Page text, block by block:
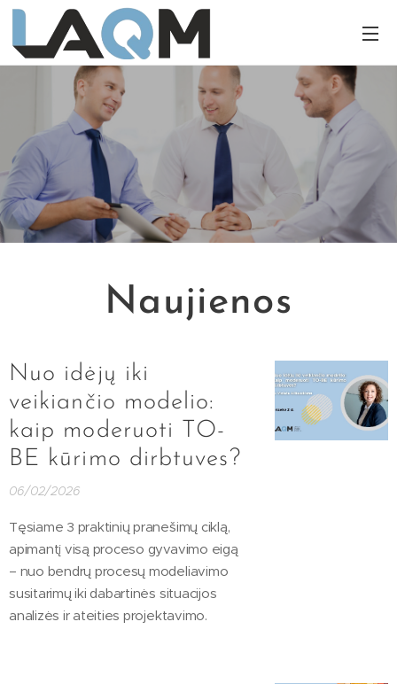
Naujienos
Nuo idėjų iki
veikiančio modelio:
kaip moderuoti TO-
BE kūrimo dirbtuves?
06/02/2026
Tęsiame 3 praktinių pranešimų ciklą,
apimantį visą proceso gyvavimo eigą
– nuo bendrų procesų modeliavimo
susitarimų iki dabartinės situacijos
analizės ir ateities projektavimo.